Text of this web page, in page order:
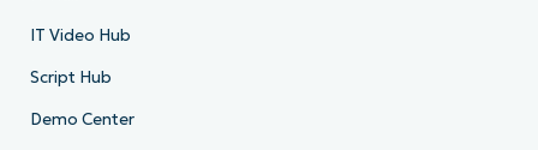
IT Video Hub
Script Hub
Demo Center